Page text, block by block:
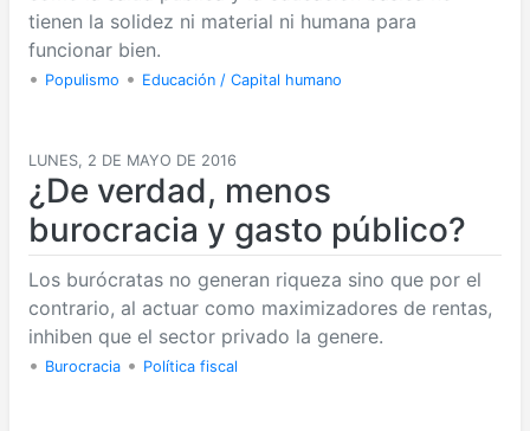
tienen la solidez ni material ni humana para
funcionar bien.
• Populismo • Educación / Capital humano
LUNES, 2 DE MAYO DE 2016
¿De verdad, menos
burocracia y gasto público?
Los burócratas no generan riqueza sino que por el
contrario, al actuar como maximizadores de rentas,
inhiben que el sector privado la genere.
• Burocracia • Política fiscal